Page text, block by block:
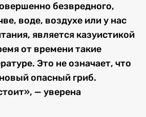
безвредного,
воде, воздухе или у нас
является казуистикой
от времени такие
Это не означает, что
опасный гриб.
— уверена